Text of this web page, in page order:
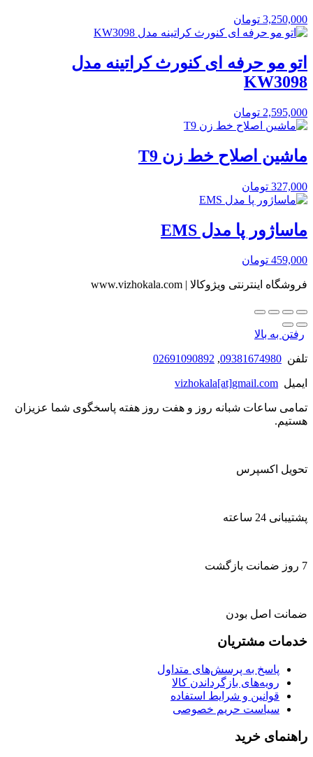
3,250,000 تومان
اتو مو حرفه ای کنورث کراتینه مدل
KW3098
2,595,000 تومان
ماشین اصلاح خط زن T9
327,000 تومان
ماساژور پا مدل EMS
459,000 تومان
فروشگاه اینترنتی ویژوکالا | www.vizhokala.com
رفتن به بالا
تلفن 09381674980
,
02691090892
ایمیل vizhokala[at]gmail.com
تمامی ساعات شبانه روز و هفت روز هفته پاسخگوی شما عزیزان
هستیم.
تحویل اکسپرس
پشتیبانی 24 ساعته
7 روز ضمانت بازگشت
ضمانت اصل بودن
خدمات مشتریان
پاسخ به پرسش‌های متداول
رویه‌های بازگرداندن کالا
قوانین و شرایط استفاده
سیاست حریم خصوصی
راهنمای خرید